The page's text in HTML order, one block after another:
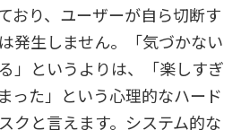
おり、ユーザーが自ら切断す
発生しません。「気づかない
」というよりは、「楽しすぎ
った」という心理的なハード
クと言えます。システム的な